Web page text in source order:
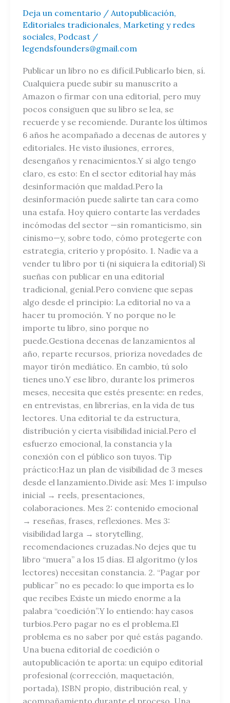
Deja un comentario / Autopublicación,
Editoriales tradicionales, Marketing y redes
sociales, Podcast /
legendsfounders@gmail.com
Publicar un libro no es difícil.Publicarlo bien, sí.
Cualquiera puede subir su manuscrito a
Amazon o firmar con una editorial, pero muy
pocos consiguen que su libro se lea, se
recuerde y se recomiende. Durante los últimos
6 años he acompañado a decenas de autores y
editoriales. He visto ilusiones, errores,
desengaños y renacimientos.Y si algo tengo
claro, es esto: En el sector editorial hay más
desinformación que maldad.Pero la
desinformación puede salirte tan cara como
una estafa. Hoy quiero contarte las verdades
incómodas del sector —sin romanticismo, sin
cinismo—y, sobre todo, cómo protegerte con
estrategia, criterio y propósito. 1. Nadie va a
vender tu libro por ti (ni siquiera la editorial) Si
sueñas con publicar en una editorial
tradicional, genial.Pero conviene que sepas
algo desde el principio: La editorial no va a
hacer tu promoción. Y no porque no le
importe tu libro, sino porque no
puede.Gestiona decenas de lanzamientos al
año, reparte recursos, prioriza novedades de
mayor tirón mediático. En cambio, tú solo
tienes uno.Y ese libro, durante los primeros
meses, necesita que estés presente: en redes,
en entrevistas, en librerías, en la vida de tus
lectores. Una editorial te da estructura,
distribución y cierta visibilidad inicial.Pero el
esfuerzo emocional, la constancia y la
conexión con el público son tuyos. Tip
práctico:Haz un plan de visibilidad de 3 meses
desde el lanzamiento.Divide así: Mes 1: impulso
inicial → reels, presentaciones,
colaboraciones. Mes 2: contenido emocional
→ reseñas, frases, reflexiones. Mes 3:
visibilidad larga → storytelling,
recomendaciones cruzadas.No dejes que tu
libro “muera” a los 15 días. El algoritmo (y los
lectores) necesitan constancia. 2. “Pagar por
publicar” no es pecado: lo que importa es lo
que recibes Existe un miedo enorme a la
palabra “coedición”.Y lo entiendo: hay casos
turbios.Pero pagar no es el problema.El
problema es no saber por qué estás pagando.
Una buena editorial de coedición o
autopublicación te aporta: un equipo editorial
profesional (corrección, maquetación,
portada), ISBN propio, distribución real, y
al
diablo)
—
76